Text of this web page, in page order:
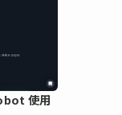
使用